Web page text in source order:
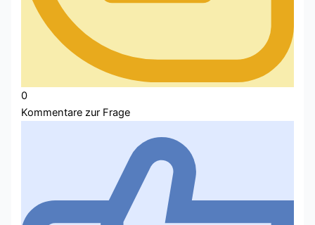
0
Kommentare zur Frage